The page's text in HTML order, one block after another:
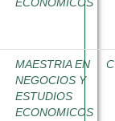
MAESTRIA EN
NEGOCIOS Y
ESTUDIOS
ECONOMICOS